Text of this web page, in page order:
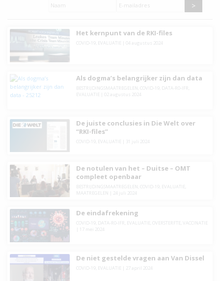
Naam
E-
Het kernpunt van de RKI-files
COVID-19, EVALUATIE 04 augustus 2024
Als dogma’s belangrijker zijn dan data
BESTRIJDINGSMAATREGELEN COVID-19, DATA-R0-IFR
EVALUATIE
02 augustus 2024
De juiste conclusies in Die Welt over
“RKI-files”
COVID-19, EVALUATIE 31 juli 2024
De notulen van het – Duitse – OMT
compleet openbaar
BESTRIJDINGSMAATREGELEN COVID-19, EVALUATIE
MAATREGELEN
24 juli 2024
De eindafrekening
COVID-19, DATA-R0-IFR EVALUATIE OVERSTERFTE
VACCINATIE
17 mei 2024
De niet gestelde vragen aan Van Dissel
COVID-19, EVALUATIE 27 april 2024